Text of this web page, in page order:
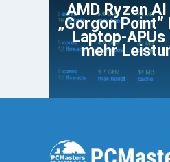
AMD Ryzen
„Gorgon Point”
Laptop-APUs
mehr